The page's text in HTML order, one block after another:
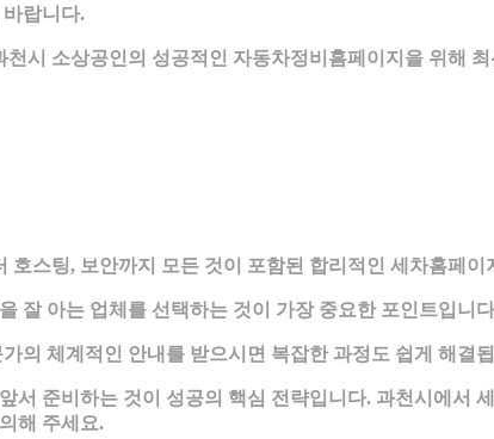
랍니다.
시 소상공인의 성공적인 자동차정비홈페이지을 위해
스팅, 보안까지 모든 것이 포함된 합리적인 세차홈페이
잘 아는 업체를 선택하는 것이 가장 중요한 포인트입니
의 체계적인 안내를 받으시면 복잡한 과정도 쉽게 해결
준비하는 것이 성공의 핵심 전략입니다. 과천시에서
해 주세요.